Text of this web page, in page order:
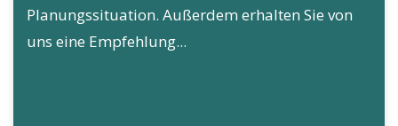
Planungssituation. Außerdem erhalten Sie von
uns eine Empfehlung...